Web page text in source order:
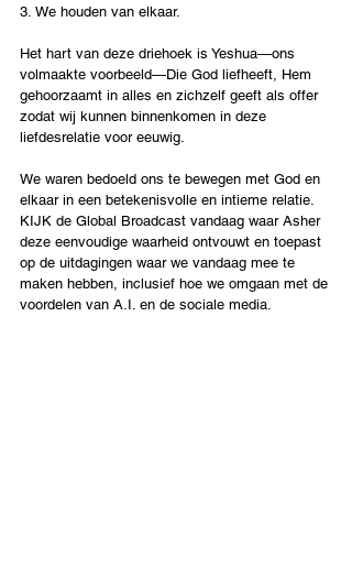
3.⁠ ⁠We houden van elkaar.
Het hart van deze driehoek is Yeshua—ons
volmaakte voorbeeld—Die God liefheeft, Hem
gehoorzaamt in alles en zichzelf geeft als offer
zodat wij kunnen binnenkomen in deze
liefdesrelatie voor eeuwig.
We waren bedoeld ons te bewegen met God en
elkaar in een betekenisvolle en intieme relatie.
KIJK de Global Broadcast vandaag waar Asher
deze eenvoudige waarheid ontvouwt en toepast
op de uitdagingen waar we vandaag mee te
maken hebben, inclusief hoe we omgaan met de
voordelen van A.I. en de sociale media.